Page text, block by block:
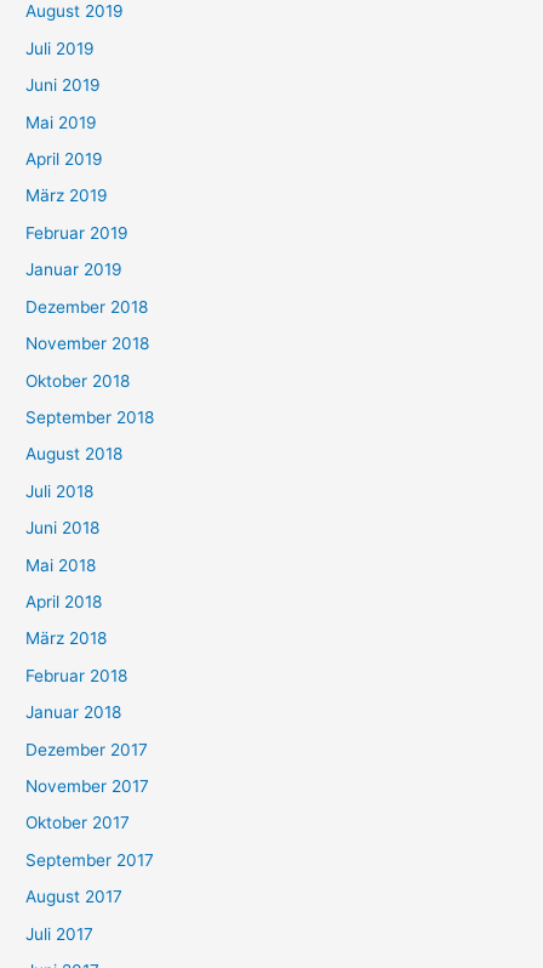
August 2019
Juli 2019
Juni 2019
Mai 2019
April 2019
März 2019
Februar 2019
Januar 2019
Dezember 2018
November 2018
Oktober 2018
September 2018
August 2018
Juli 2018
Juni 2018
Mai 2018
April 2018
März 2018
Februar 2018
Januar 2018
Dezember 2017
November 2017
Oktober 2017
September 2017
August 2017
Juli 2017